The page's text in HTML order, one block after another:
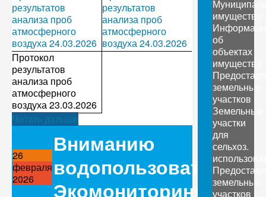
результатов
анализа проб
атмосферного
воздуха 24.03.2026
результатов
анализа проб
атмосферного
воздуха 24.03.2026
Протокол
результатов
анализа проб
атмосферного
воздуха 23.03.2026
Читать дальше
26
февраля
2026
Вниманию
водопользователей.
Экомониторинг.
имущество
об
объектах
имущества
земельных
участков
Земельные
участки
для
сельхоз.
земельных
участков